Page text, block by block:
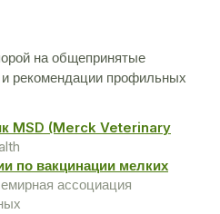
на общепринятые
рекомендации профильных
MSD (Merck Veterinary
по вакцинации мелких
ассоциация